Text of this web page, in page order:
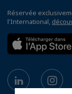
Réservée
l'International,